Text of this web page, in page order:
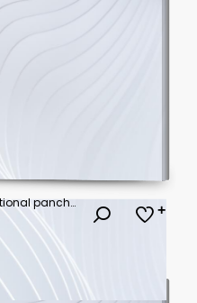
Illustration commemorating national panchayati raj day with a group of people under a large tree.